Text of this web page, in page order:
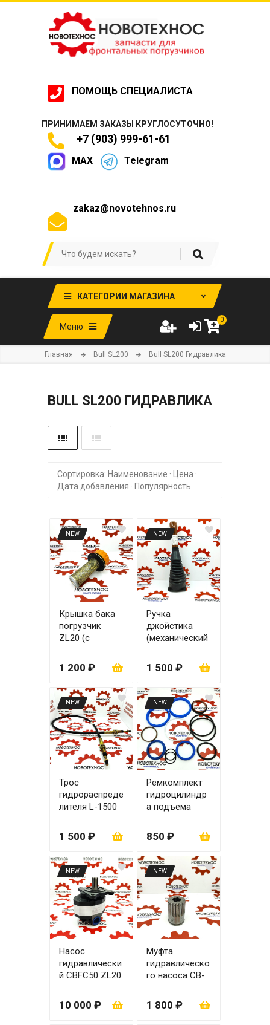
ПОМОЩЬ СПЕЦИАЛИСТА
ПРИНИМАЕМ ЗАКАЗЫ КРУГЛОСУТОЧНО!
+7 (903) 999-61-61
MAX Telegram
zakaz@novotehnos.ru
КАТЕГОРИИ МАГАЗИНА
Меню
0
Главная Bull SL200 Bull SL200 Гидравлика
BULL SL200 ГИДРАВЛИКА
Сортировка: Наименование · Цена ·
Дата добавления · Популярность
NEW
Крышка бака
погрузчик
ZL20 (с
1 200 ₽
NEW
Ручка
джойстика
(механический
1 500 ₽
NEW
Трос
гидрораспреде
лителя L-1500
1 500 ₽
NEW
Ремкомплект
гидроцилиндр
а подъема
110х63
850 ₽
NEW
Насос
гидравлически
й CBFC50 ZL20
10 000 ₽
NEW
Муфта
гидравлическо
го насоса CB-
1 800 ₽